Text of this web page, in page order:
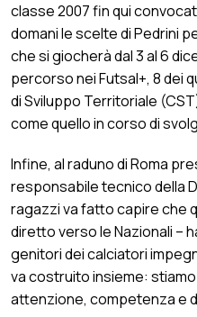
classe 2007 fin qui
domani le scelte di Pedrini
che si giocherà dal 3 al 6
percorso nei Futsal+, 8 dei
di Sviluppo Territoriale
come quello in corso di
Infine, al raduno di Roma
responsabile tecnico della
ragazzi va fatto capire che
diretto verso le Nazionali –
genitori dei calciatori
va costruito insieme:
attenzione, competenza e